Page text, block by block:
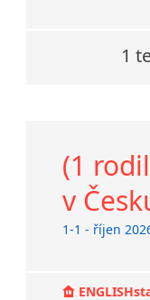
1
(1
v
1-1 - říjen